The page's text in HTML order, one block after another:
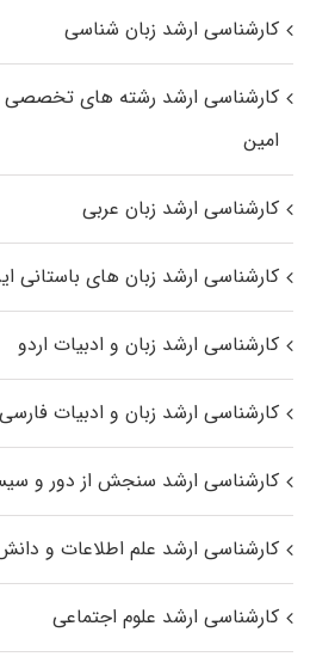
کارشناسی ارشد زبان شناسی
کارشناسی ارشد رﺷﺘﻪ ﻫﺎی تخصصی
اﻣﻴﻦ
کارشناسی ارشد زبان عربی
کارشناسی ارشد زبان‌ های باستانی
کارشناسی ارشد زبان و ادبیات اردو
کارشناسی ارشد زبان و ادبیات فارسی
کارشناسی ارشد سنجش از دور و
کارشناسی ارشد علم اطلاعات و
کارشناسی ارشد علوم اجتماعی